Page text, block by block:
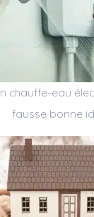
chauffe-eau
fausse bonne